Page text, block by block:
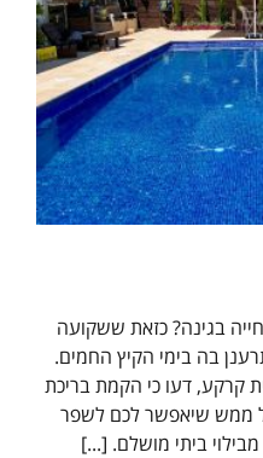
בגינה? כזאת ששקועה
בה בימי הקיץ החמים.
קרקע, דעו כי הקמת בריכת
ממש שיאפשר לכם לשפר
ביתי מושלם. [...]